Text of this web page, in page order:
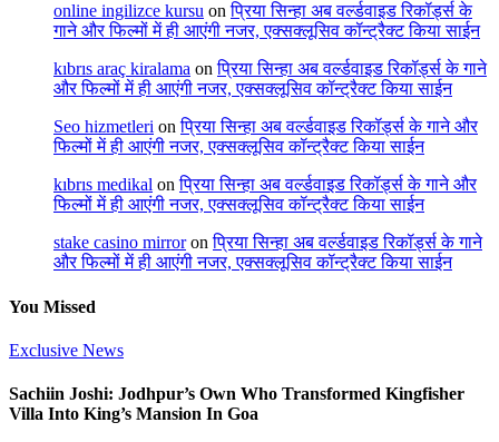
online ingilizce kursu onप्रिया सिन्हा अब वर्ल्डवाइड रिकॉर्ड्स के
गाने और फिल्मों में ही आएंगी नजर, एक्सक्लूसिव कॉन्ट्रैक्ट किया साईन
kıbrıs araç kiralama onप्रिया सिन्हा अब वर्ल्डवाइड रिकॉर्ड्स के गाने
और फिल्मों में ही आएंगी नजर, एक्सक्लूसिव कॉन्ट्रैक्ट किया साईन
Seo hizmetleri onप्रिया सिन्हा अब वर्ल्डवाइड रिकॉर्ड्स के गाने और
फिल्मों में ही आएंगी नजर, एक्सक्लूसिव कॉन्ट्रैक्ट किया साईन
kıbrıs medikal onप्रिया सिन्हा अब वर्ल्डवाइड रिकॉर्ड्स के गाने और
फिल्मों में ही आएंगी नजर, एक्सक्लूसिव कॉन्ट्रैक्ट किया साईन
stake casino mirroronप्रिया सिन्हा अब वर्ल्डवाइड रिकॉर्ड्स के गाने
और फिल्मों में ही आएंगी नजर, एक्सक्लूसिव कॉन्ट्रैक्ट किया साईन
You Missed
Exclusive News
Sachiin Joshi: Jodhpur’s Own Who Transformed Kingfisher
Villa Into King’s Mansion In Goa